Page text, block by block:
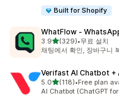
Built for Shopify
WhatFlow ‑
3.9별 5개 중
(329)
총 리뷰 329개
•무료 설치
채팅에서 확인, 장바구니
Verifast AI Chatbot +
5.0별 5개 중
(118)
총 리뷰 118개
•Free plan
AI Chatbot (ChatGPT